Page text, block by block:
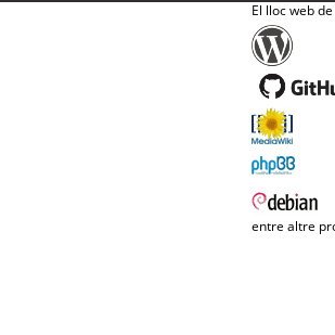
El lloc web
entre altre